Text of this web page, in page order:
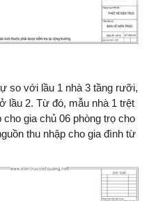
so với lầu 1 nhà 3 tầng rưỡi,
lầu 2. Từ đó, mẫu nhà 1 trệt
gia chủ 06 phòng trọ cho
thu nhập cho gia đình từ